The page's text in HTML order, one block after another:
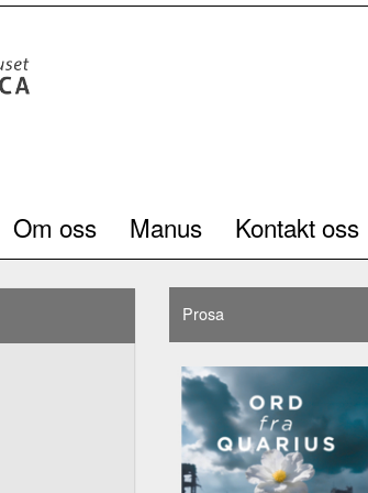
Om oss Manus Kontakt oss
Prosa